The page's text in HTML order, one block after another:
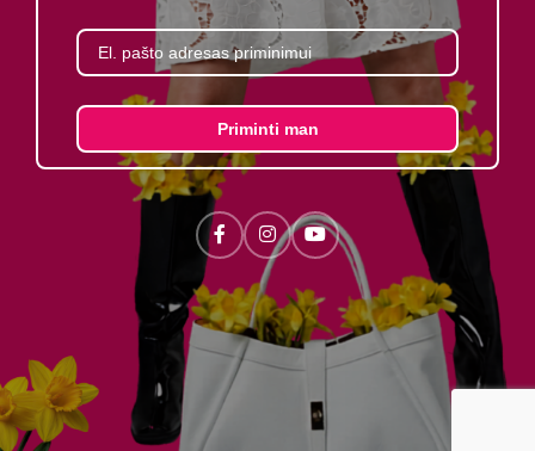
Priminti man